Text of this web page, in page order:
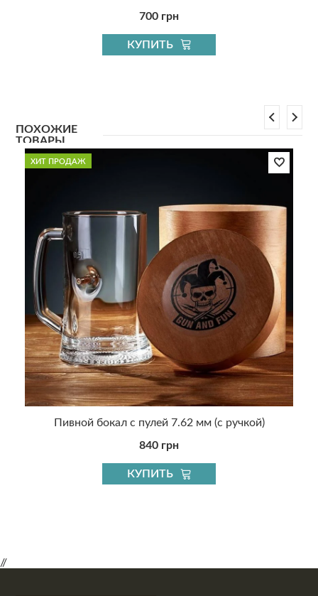
700 грн
КУПИТЬ
ПОХОЖИЕ
ТОВАРЫ
ХИТ ПРОДАЖ
Пивной бокал с пулей 7.62 мм (с ручкой)
840 грн
КУПИТЬ
//